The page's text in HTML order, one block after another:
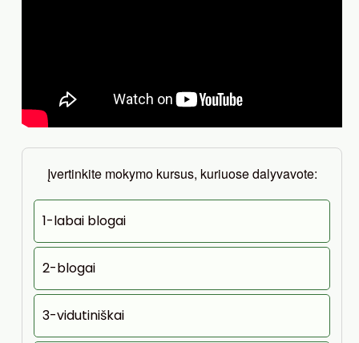
Įvertinkite mokymo kursus, kuriuose dalyvavote:
1-labai blogai
2-blogai
3-vidutiniškai